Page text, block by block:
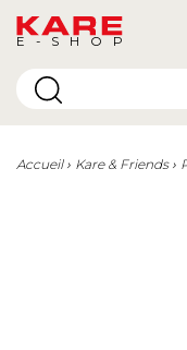
E-SHOP
Accueil Kare & Friends